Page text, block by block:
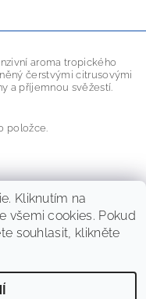
aroma tropického
čerstvými citrusovými
a příjemnou svěžestí.
položce.
Kliknutím na
všemi cookies. Pokud
souhlasit, klikněte